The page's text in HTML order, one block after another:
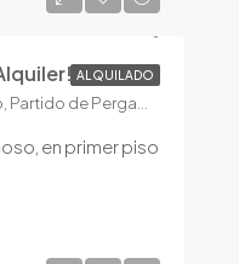
ALQUILADO
en primer piso
y tasas